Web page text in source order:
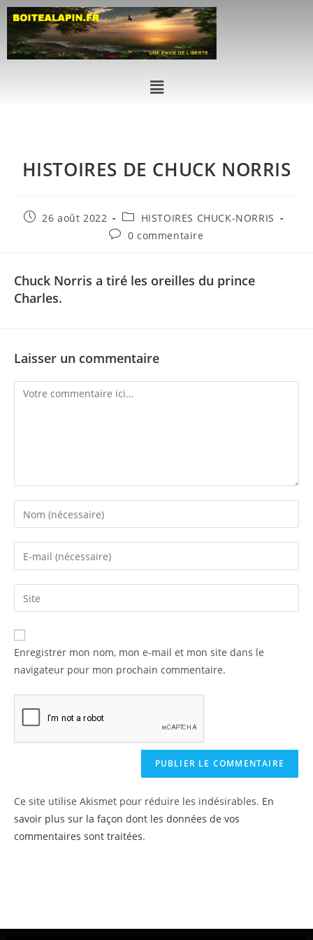
HISTOIRES DE CHUCK NORRIS
26 août 2022
HISTOIRES CHUCK-NORRIS
0 commentaire
Chuck Norris a tiré les oreilles du prince
Charles.
Laisser un commentaire
Enregistrer mon nom, mon e-mail et mon site dans le
navigateur pour mon prochain commentaire.
Ce site utilise Akismet pour réduire les indésirables. En
savoir plus sur la façon dont les données de vos
commentaires sont traitées.